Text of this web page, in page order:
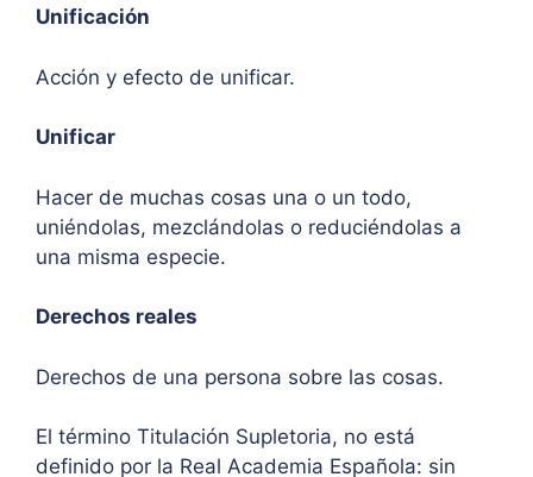
Unificación
Acción y efecto de unificar.
Unificar
Hacer de muchas cosas una o un todo,
uniéndolas, mezclándolas o reduciéndolas a
una misma especie.
Derechos reales
Derechos de una persona sobre las cosas.
El término Titulación Supletoria, no está
definido por la Real Academia Española: sin